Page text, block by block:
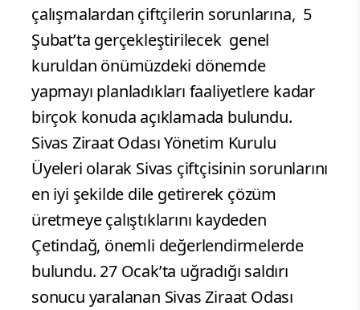
çalışmalardan çiftçilerin sorunlarına, 5
Şubat’ta gerçekleştirilecek genel
kuruldan önümüzdeki dönemde
yapmayı planladıkları faaliyetlere kadar
birçok konuda açıklamada bulundu.
Sivas Ziraat Odası Yönetim Kurulu
Üyeleri olarak Sivas çiftçisinin sorunlarını
en iyi şekilde dile getirerek çözüm
üretmeye çalıştıklarını kaydeden
Çetindağ, önemli değerlendirmelerde
bulundu. 27 Ocak’ta uğradığı saldırı
sonucu yaralanan Sivas Ziraat Odası